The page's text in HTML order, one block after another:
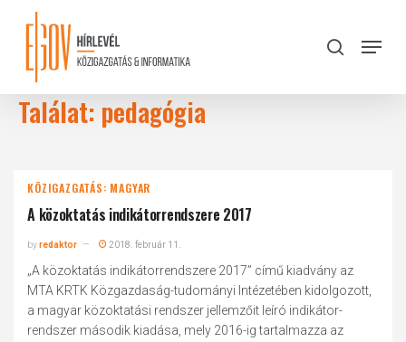
content
search
Menu
Találat: pedagógia
KÖZIGAZGATÁS: MAGYAR
A közoktatás indikátorrendszere 2017
byredaktor 2018. február 11.
„A közoktatás indikátorrendszere 2017” című kiadvány az
MTA KRTK Közgazdaság-tudományi Intézetében kidolgozott,
a magyar közoktatási rendszer jellemzőit leíró indikátor-
rendszer második kiadása, mely 2016-ig tartalmazza az
Close